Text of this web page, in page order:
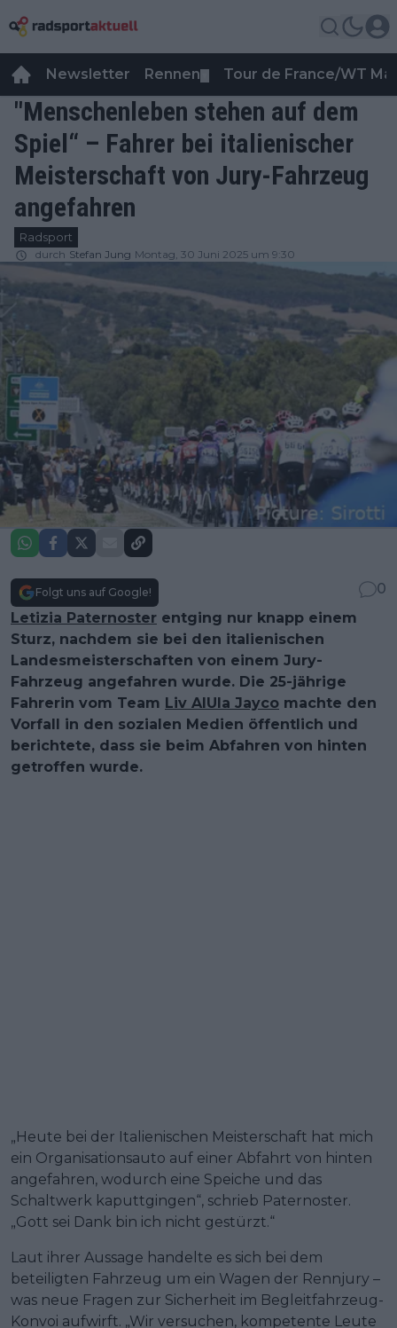
Newsletter Rennen Tour de France/WT
"Menschenleben stehen auf dem
Spiel“ – Fahrer bei italienischer
Meisterschaft von Jury-Fahrzeug
angefahren
Radsport
durch Stefan Jung Montag, 30 Juni 2025 um 9:30
Folgt uns auf Google!
0
Letizia Paternoster entging nur knapp einem
Sturz, nachdem sie bei den italienischen
Landesmeisterschaften von einem Jury-
Fahrzeug angefahren wurde. Die 25-jährige
Fahrerin vom Team Liv AlUla Jayco machte den
Vorfall in den sozialen Medien öffentlich und
berichtete, dass sie beim Abfahren von hinten
getroffen wurde.
„Heute bei der Italienischen Meisterschaft hat mich
ein Organisationsauto auf einer Abfahrt von hinten
angefahren, wodurch eine Speiche und das
Schaltwerk kaputtgingen“, schrieb Paternoster.
„Gott sei Dank bin ich nicht gestürzt.“
Laut ihrer Aussage handelte es sich bei dem
beteiligten Fahrzeug um ein Wagen der Rennjury –
was neue Fragen zur Sicherheit im Begleitfahrzeug-
Konvoi aufwirft. „Wir versuchen, kompetente Leute